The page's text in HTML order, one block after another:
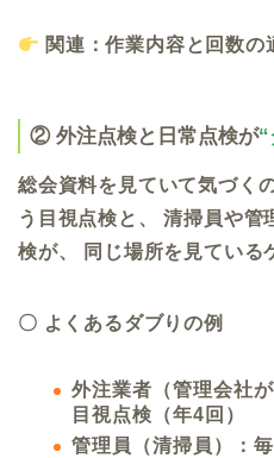
関連：作業内容と回数の
② 外注点検と日常点検が“
総会資料を見ていて気づく
う目視点検と、 清掃員や管
検が、 同じ場所を見ている
〇 よくあるダブりの例
外注業者（管理会社
目視点検（年4回）
管理員（清掃員）：